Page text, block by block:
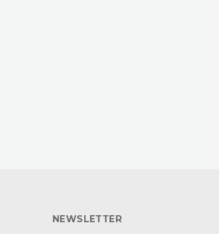
NEWSLETTER